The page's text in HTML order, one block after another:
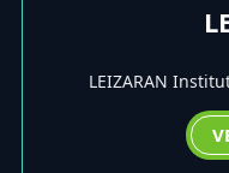
LEIZARAN